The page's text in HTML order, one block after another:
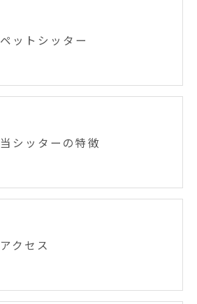
ペットシッター
当シッターの特徴
アクセス